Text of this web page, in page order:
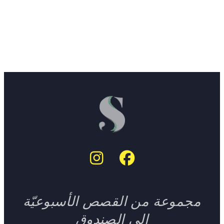
مجموعة من القصص الأسبوعيّة
إلى الصندوق